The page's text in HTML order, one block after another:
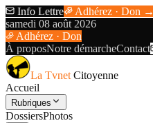
Info Lettre
Adhérez · Don →
samedi 08 août 2026
Adhérez · Don
À proposNotre démarcheContact
La Tvnet Citoyenne
Accueil
Rubriques
DossiersPhotos